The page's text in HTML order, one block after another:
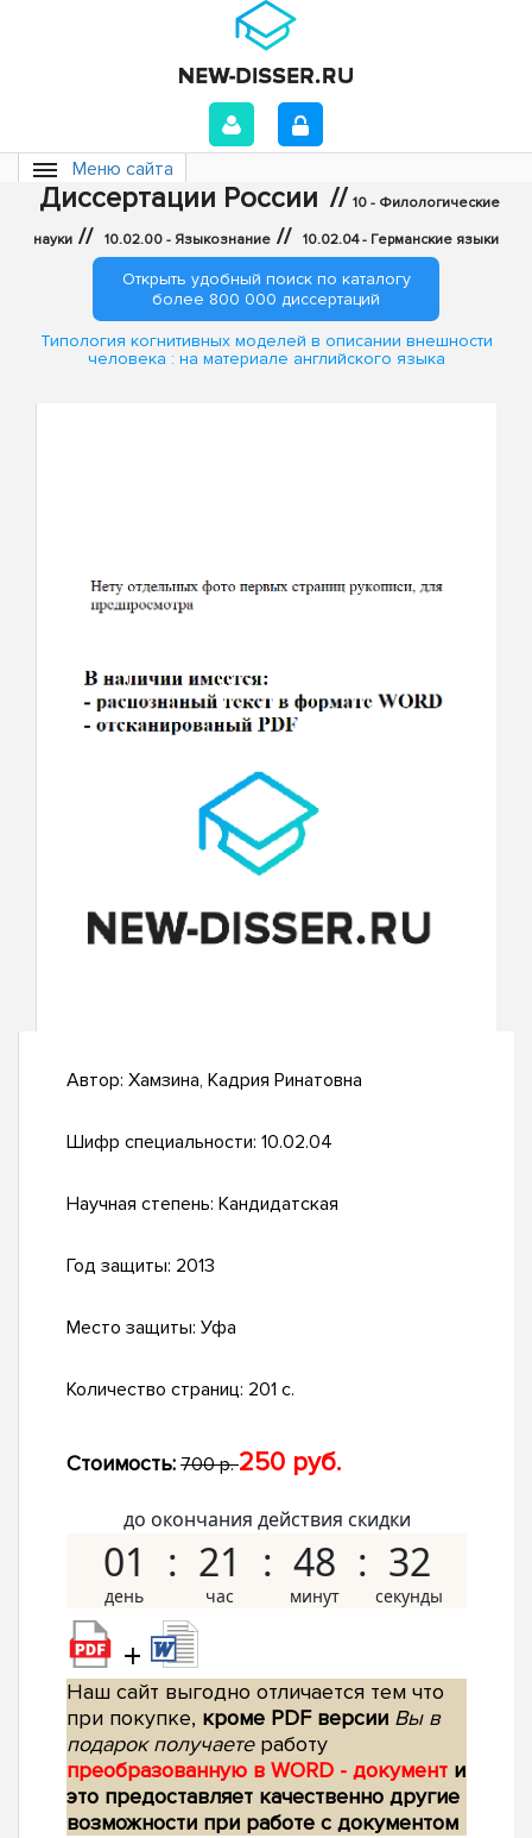
Меню сайта
Диссертации России // 10 - Филологические
науки // 10.02.00 - Языкознание // 10.02.04 - Германские языки
Открыть удобный поиск по каталогу
более 800 000 диссертаций
Типология когнитивных моделей в описании внешности
человека : на материале английского языка
Автор: Хамзина, Кадрия Ринатовна
Шифр специальности: 10.02.04
Научная степень: Кандидатская
Год защиты: 2013
Место защиты: Уфа
Количество страниц: 201 с.
Стоимость: 700 р.250 руб.
до окончания действия скидки
01 21 48 31
+
Наш сайт выгодно отличается тем что
при покупке, кроме PDF версии Вы в
подарок получаетеработу
преобразованную в WORD - документ и
это предоставляет качественно другие
возможности при работе с документом